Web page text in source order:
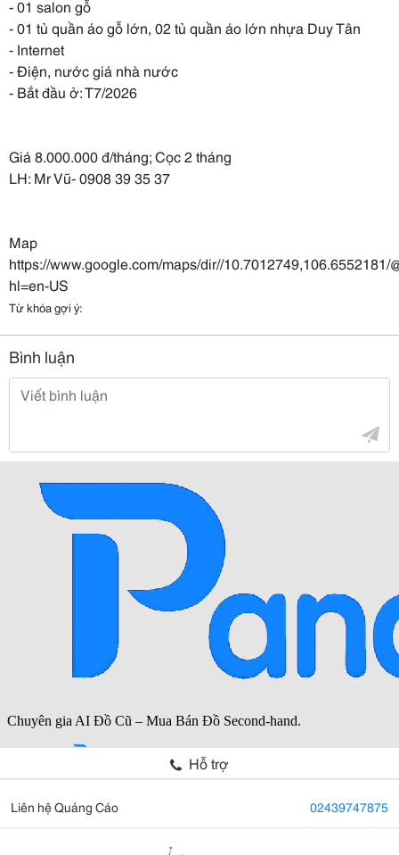
- 01 salon gỗ
- 01 tủ quần áo gỗ lớn, 02 tủ quần áo lớn nhựa Duy Tân
- Internet
- Điện, nước giá nhà nước
- Bắt đầu ở: T7/2026
Giá 8.000.000 đ/tháng; Cọc 2 tháng
LH: Mr Vũ- 0908 39 35 37
Map
https://www.google.com/maps/dir//
hl=en-US
Từ khóa gợi ý:
Bình luận
Hỗ trợ
Liên hệ Quảng Cáo 02439747875